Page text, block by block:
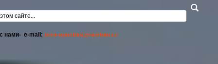
поиска
нами- e-mail: orck-opochka@rambler.ru